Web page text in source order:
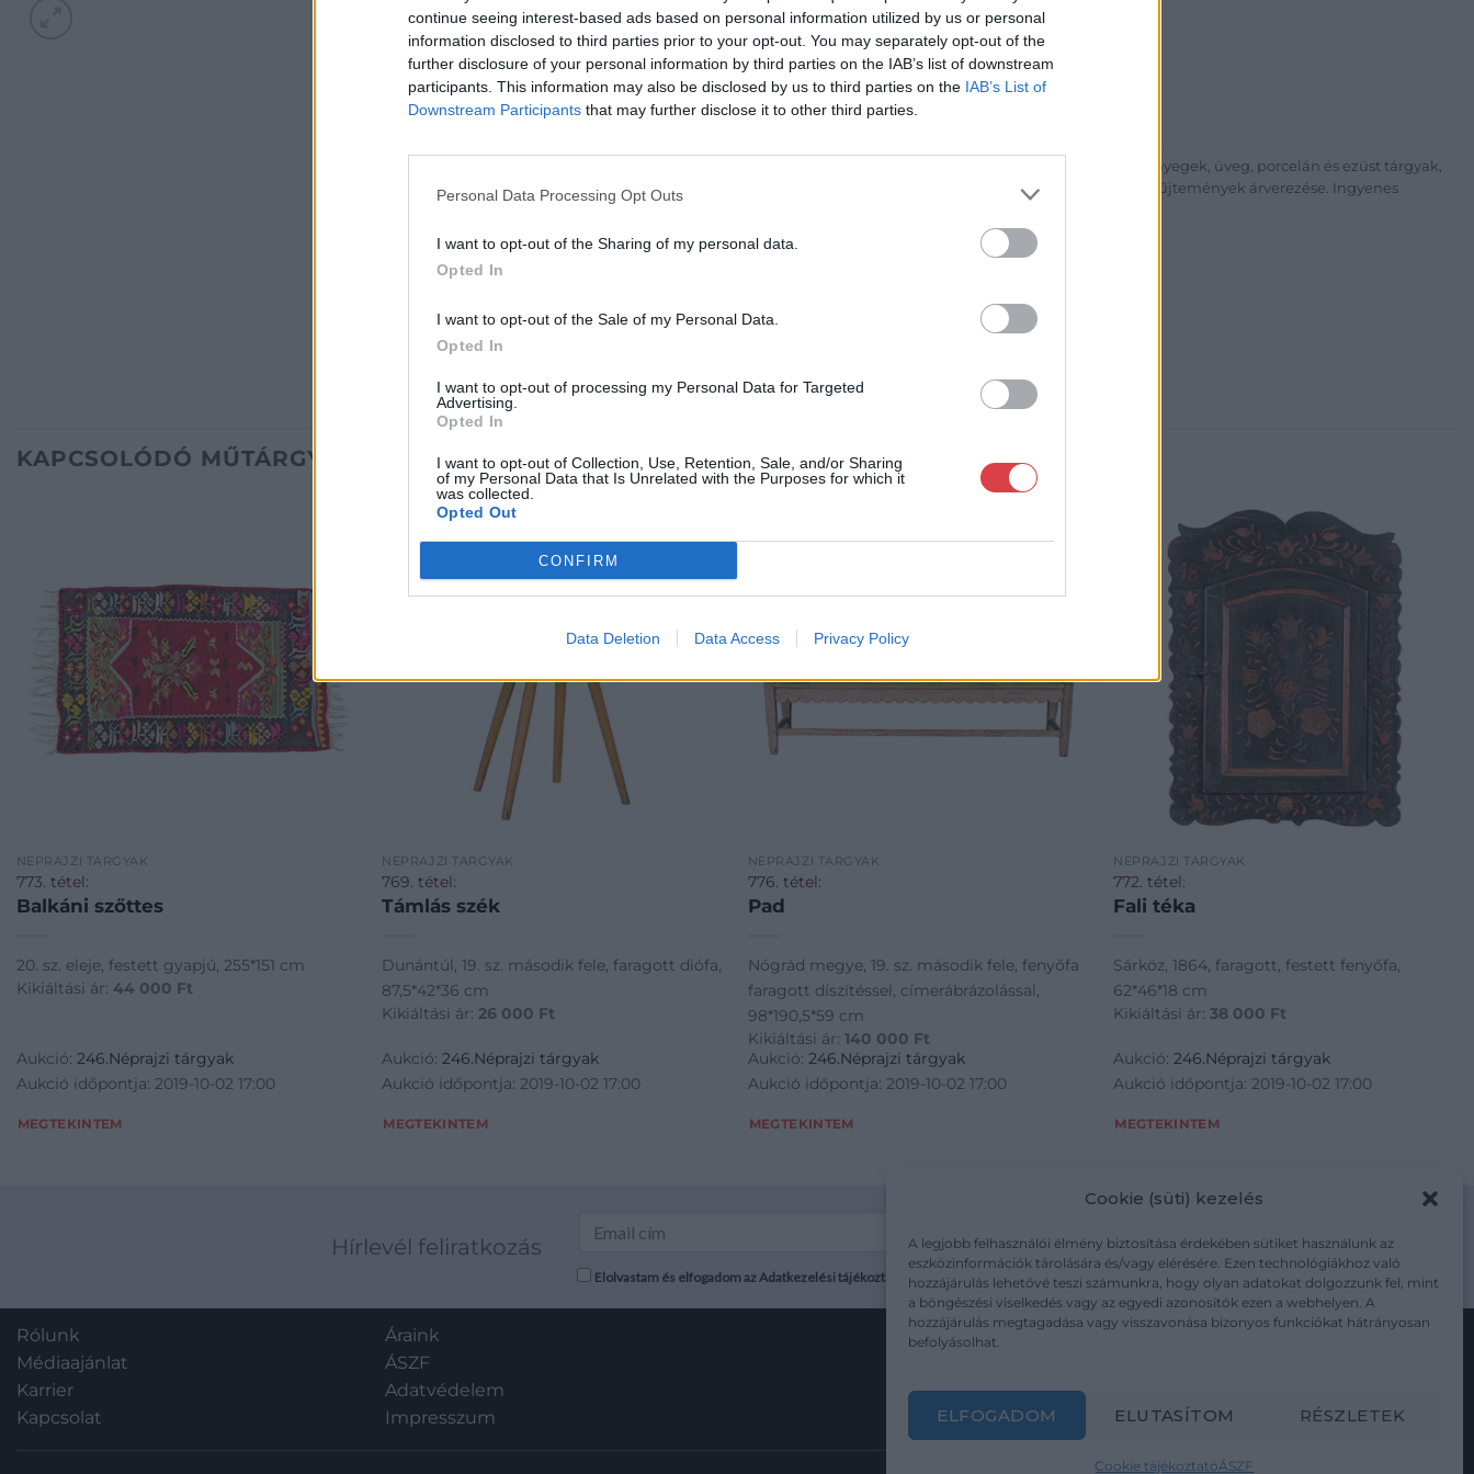
continue seeing interest-based ads based on personal information utilized by us or personal
information disclosed to third parties prior to your opt-out. You may separately opt-out of the
further disclosure of your personal information by third parties on the IAB’s list of downstream
participants. This information may also be disclosed by us to third parties on the IAB’s List of
Downstream Participants that may further disclose it to other third parties.
Personal Data Processing Opt Outs
I want to opt-out of the Sharing of my personal data.
Opted In
I want to opt-out of the Sale of my Personal Data.
Opted In
I want to opt-out of processing my Personal Data for Targeted
Advertising.
Opted In
I want to opt-out of Collection, Use, Retention, Sale, and/or Sharing
of my Personal Data that Is Unrelated with the Purposes for which it
was collected.
Opted Out
CONFIRM
Data Deletion Data Access Privacy Policy
Cookie (süti) kezelés
A legjobb felhasználói élmény biztosítása érdekében sütiket használunk az
eszközinformációk tárolására és/vagy elérésére. Ezen technológiákhoz való
hozzájárulás lehetővé teszi számunkra, hogy olyan adatokat dolgozzunk fel, mint
a böngészési viselkedés vagy az egyedi azonosítók ezen a webhelyen. A
hozzájárulás megtagadása vagy visszavonása bizonyos funkciókat hátrányosan
befolyásolhat.
ELFOGADOM ELUTASÍTOM RÉSZLETEK
Cookie tájékoztatóÁSZF
Cím: Müller Márta
Nagyházi Galéria és Aukciósház Kft.
1055 Budapest, Balaton utca 8.
Telefon: +361 475 6000 +361 4756005
Bemutatkozás: Magas színvonalú festmények és műtárgyak, bútorok, szőnyegek, üveg, porcelán és ezüst tárgyak,
ékszerek, néprajzi tárgyak értékesítése és aukcionálása. Hagyatékok és gyűjtemények árverezése. Ingyenes
értékbecslés. Árveréseinkre a tárgyfelvétel folyamatos.
KAPCSOLÓDÓ MŰTÁRGYAK
NÉPRAJZI TÁRGYAK
773. tétel:
Balkáni szőttes
20. sz. eleje, festett gyapjú, 255*151 cm
Kikiáltási ár: 44 000 Ft
Aukció: 246.Néprajzi tárgyak
Aukció időpontja: 2019-10-02 17:00
MEGTEKINTEM
NÉPRAJZI TÁRGYAK
769. tétel:
Támlás szék
Dunántúl, 19. sz. második fele, faragott diófa,
87,5*42*36 cm
Kikiáltási ár: 26 000 Ft
Aukció:246.Néprajzi tárgyak
Aukció időpontja: 2019-10-02 17:00
MEGTEKINTEM
NÉPRAJZI TÁRGYAK
776. tétel:
Pad
Nógrád megye, 19. sz. második fele, fenyőfa
faragott díszítéssel, címerábrázolással,
98*190,5*59 cm
Kikiáltási ár: 140 000 Ft
Aukció: 246.Néprajzi tárgyak
Aukció időpontja: 2019-10-02 17:00
MEGTEKINTEM
NÉPRAJZI TÁRGYAK
772. tétel:
Fali téka
Sárköz, 1864, faragott, festett fenyőfa,
62*46*18 cm
Kikiáltási ár:38 000 Ft
Aukció:246.Néprajzi tárgyak
Aukció időpontja: 2019-10-02 17:00
MEGTEKINTEM
Hírlevél feliratkozás
Elolvastam és elfogadom az Adatkezelési tájékoztatót: mutargy.com/adatkezelesi-tajekoztato/
Rólunk
Médiaajánlat
Karrier
Kapcsolat
Áraink
ÁSZF
Adatvédelem
Impresszum